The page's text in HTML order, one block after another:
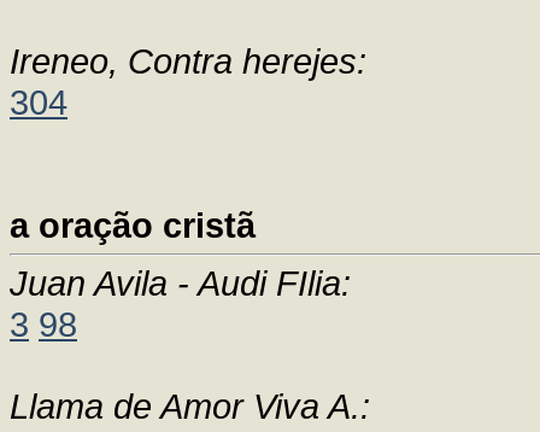
Ireneo, Contra herejes:
304
a oração cristã
Juan Avila - Audi FIlia:
3 98
Llama de Amor Viva A.: